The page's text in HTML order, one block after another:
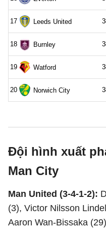
Đội hình xuất
Man City
Man United (3-4-1-2):
(3), Victor Nilsson
Aaron Wan-Bissaka